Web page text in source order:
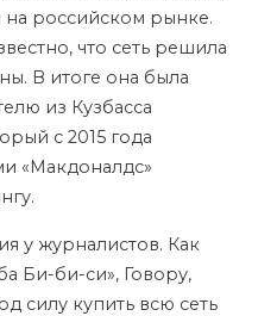
российском рынке.
что сеть решила
В итоге она была
из Кузбасса
с 2015 года
«Макдоналдс»
у журналистов. Как
Би-би-си», Говору,
силу купить всю сеть